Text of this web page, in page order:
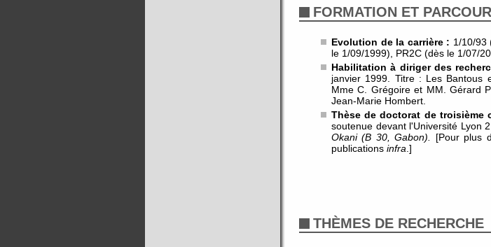
FORMATION ET
Evolution de la carrière : 1/10/93
le 1/09/1999), PR2C (dès le 1/07/
Habilitation à diriger des
janvier 1999. Titre : Les Bantous
Mme C. Grégoire et MM. Gérard
Jean-Marie Hombert.
Thèse de doctorat de troisième
soutenue devant l'Université Lyon
Okani (B 30, Gabon).
[Pour plus
publications infra .]
THÈMES DE RECHERCHE